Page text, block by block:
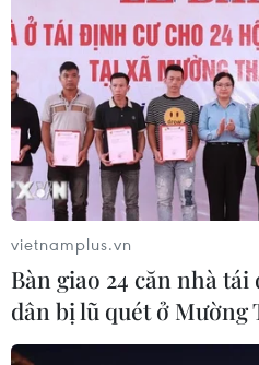
vietnamplus.vn
Bàn giao 24 căn nhà
dân bị lũ quét ở Mường